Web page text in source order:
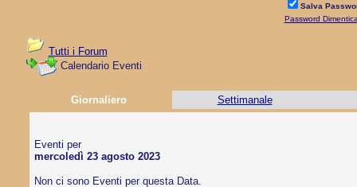
Salva
Password
Tutti i Forum
Calendario Eventi
Giornaliero Settimanale
Eventi per
mercoledì 23 agosto 2023
Non ci sono Eventi per questa Data.